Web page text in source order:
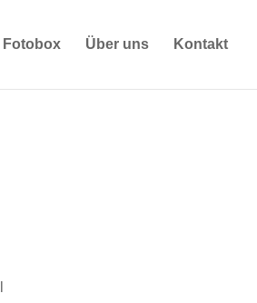
Fotobox Über uns Kontakt